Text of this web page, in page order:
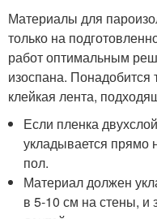
Материалы для
только на
работ оптимальным
изоспана. Понадобится
клейкая лента,
Если пленка
укладывается прямо
пол.
Материал должен
в 5-10 см на стены, и